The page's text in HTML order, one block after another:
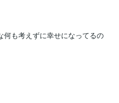
何も考えずに幸せになってるの